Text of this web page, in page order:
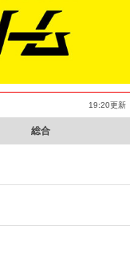
19:20更新
総合